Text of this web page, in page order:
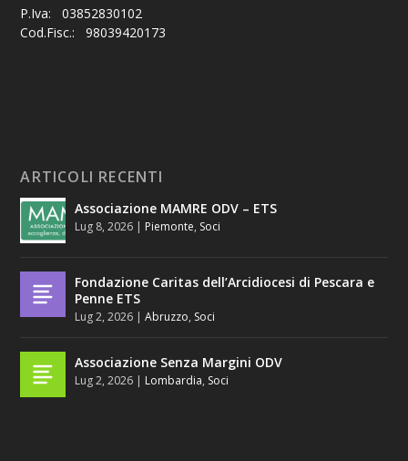
P.Iva: 03852830102
Cod.Fisc.: 98039420173
ARTICOLI RECENTI
Associazione MAMRE ODV – ETS
Lug 8, 2026 | Piemonte, Soci
Fondazione Caritas dell’Arcidiocesi di Pescara e
Penne ETS
Lug 2, 2026 |Abruzzo, Soci
Associazione Senza Margini ODV
Lug 2, 2026 | Lombardia, Soci